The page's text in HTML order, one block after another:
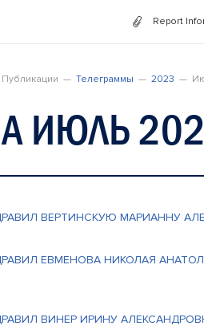
Report
Публикации Телеграммы 2023
ИЮЛЬ
ВЕРТИНСКУЮ МАРИАННУ
ЕВМЕНОВА НИКОЛАЯ
ВИНЕР ИРИНУ